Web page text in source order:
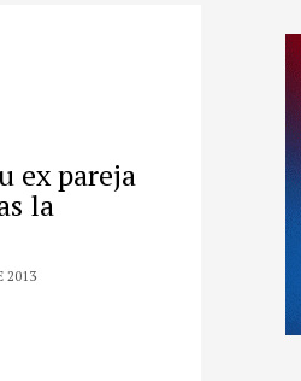
ex pareja
la
2013